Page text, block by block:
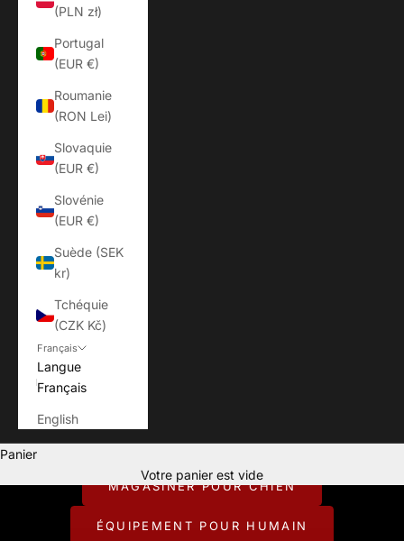
(PLN zł)
Portugal
(EUR €)
Roumanie
(RON Lei)
Slovaquie
(EUR €)
Slovénie
(EUR €)
Suède (SEK
kr)
Tchéquie
(CZK Kč)
Français
Langue
Français
English
Panier
Votre panier est vide
MAGASINER POUR CHIEN
ÉQUIPEMENT POUR HUMAIN